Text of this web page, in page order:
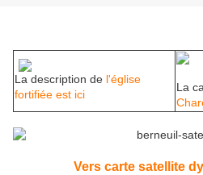
La description de l'église
fortifiée est ici
La
Vers carte satellite